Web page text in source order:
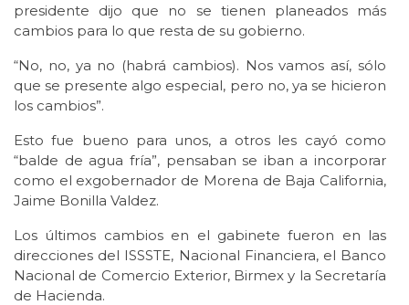
presidente dijo que no se tienen planeados más
cambios para lo que resta de su gobierno.
“No, no, ya no (habrá cambios). Nos vamos así, sólo
que se presente algo especial, pero no, ya se hicieron
los cambios”.
Esto fue bueno para unos, a otros les cayó como
“balde de agua fría”, pensaban se iban a incorporar
como el exgobernador de Morena de Baja California,
Jaime Bonilla Valdez.
Los últimos cambios en el gabinete fueron en las
direcciones del ISSSTE, Nacional Financiera, el Banco
Nacional de Comercio Exterior, Birmex y la Secretaría
de Hacienda.